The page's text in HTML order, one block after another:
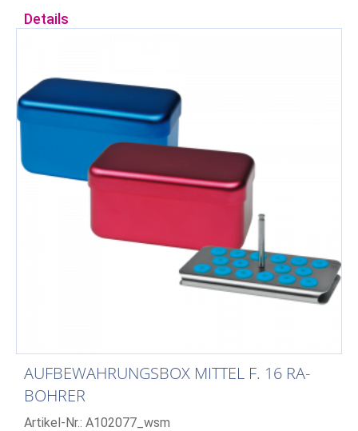
Details
AUFBEWAHRUNGSBOX MITTEL F. 16 RA-
BOHRER
Artikel-Nr.: A102077_wsm